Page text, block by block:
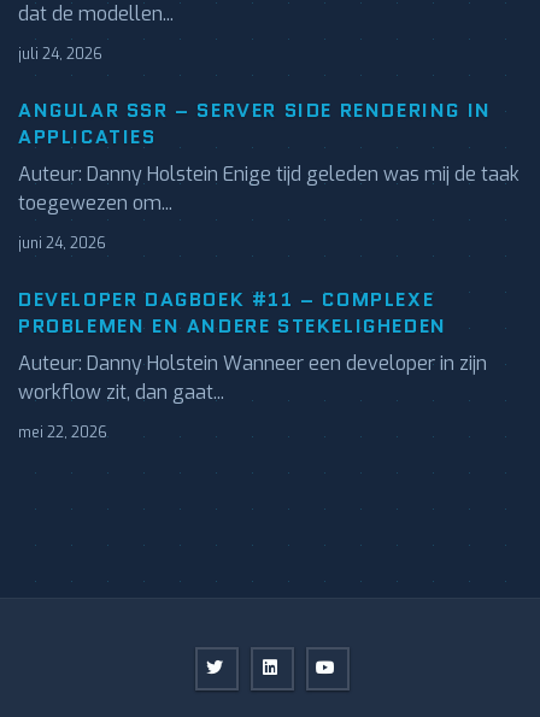
dat de modellen...
juli 24, 2026
ANGULAR SSR – SERVER SIDE RENDERING IN
APPLICATIES
Auteur: Danny Holstein Enige tijd geleden was mij de taak
toegewezen om...
juni 24, 2026
DEVELOPER DAGBOEK #11 – COMPLEXE
PROBLEMEN EN ANDERE STEKELIGHEDEN
Auteur: Danny Holstein Wanneer een developer in zijn
workflow zit, dan gaat...
mei 22, 2026